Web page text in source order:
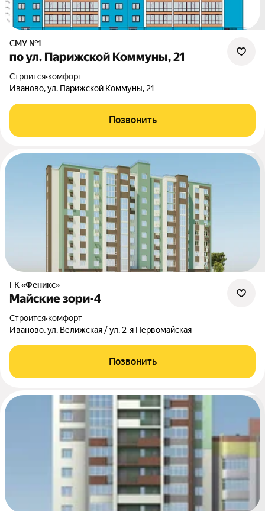
СМУ №1
по ул. Парижской Коммуны, 21
Строится•комфорт
Иваново, ул. Парижской Коммуны, 21
Позвонить
ГК «Феникс»
Майские зори-4
Строится•комфорт
Иваново, ул. Велижская / ул. 2-я Первомайская
Позвонить